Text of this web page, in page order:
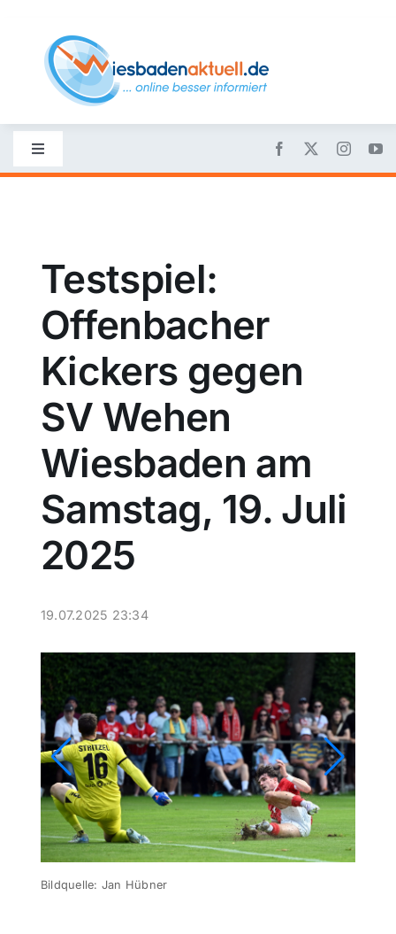
content
Toggle
Navigation
Politik
Wirtschaft
Sport
Panorama
Galerie
Verkehrsmeldungen
Polizeimeldungen
Themen und Termine
Gewinnspiele
Testspiel:
Offenbacher
Kickers gegen
SV Wehen
Wiesbaden am
Samstag, 19. Juli
2025
19.07.2025 23:34
Bildquelle: Jan Hübner